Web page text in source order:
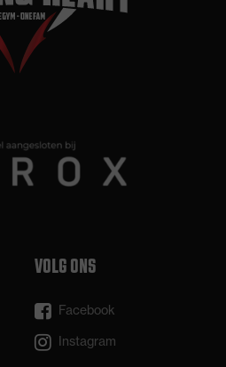
VOLG ONS
Facebook
Instagram